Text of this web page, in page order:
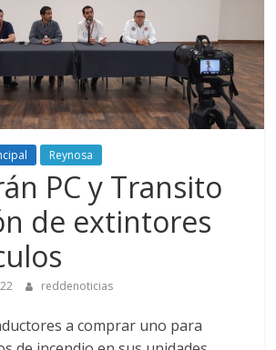
Reynosa
PC y Transito
de extintores
reddenoticias
a comprar uno para